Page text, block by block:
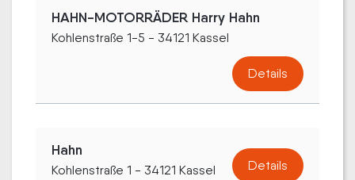
HAHN-MOTORRÄDER Harry Hahn
Kohlenstraße 1-5 - 34121 Kassel
Details
Hahn
Kohlenstraße 1 - 34121 Kassel Details